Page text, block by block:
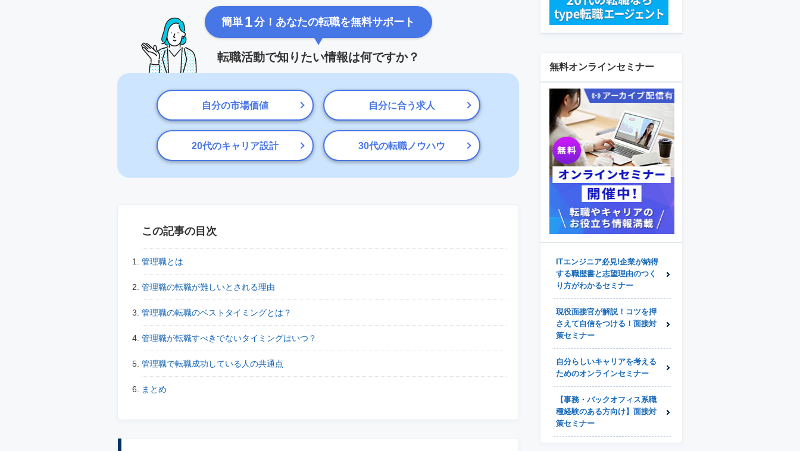
簡単 1分！あなたの転職を無料サポート
転職活動で知りたい情報は何ですか？
自分の市場価値 自分に合う求人
20代のキャリア設計 30代の転職ノウハウ
この記事の目次
管理職とは
管理職の転職が難しいとされる理由
管理職の転職のベストタイミングとは？
管理職が転職すべきでないタイミングはいつ？
管理職で転職成功している人の共通点
まとめ
無料オンラインセミナー
ITエンジニア必見!企業が納得
する職歴書と志望理由のつく
り方がわかるセミナー
現役面接官が解説！コツを押
さえて自信をつける！面接対
策セミナー
自分らしいキャリアを考える
ためのオンラインセミナー
【事務・バックオフィス系職
種経験のある方向け】面接対
策セミナー